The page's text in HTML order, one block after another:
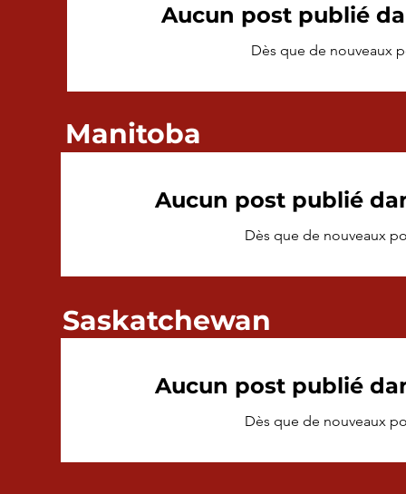
Aucun post publié
Dès que de nouveaux
Manitoba
Aucun post publié
Dès que de nouveaux
Saskatchewan
Aucun post publié
Dès que de nouveaux